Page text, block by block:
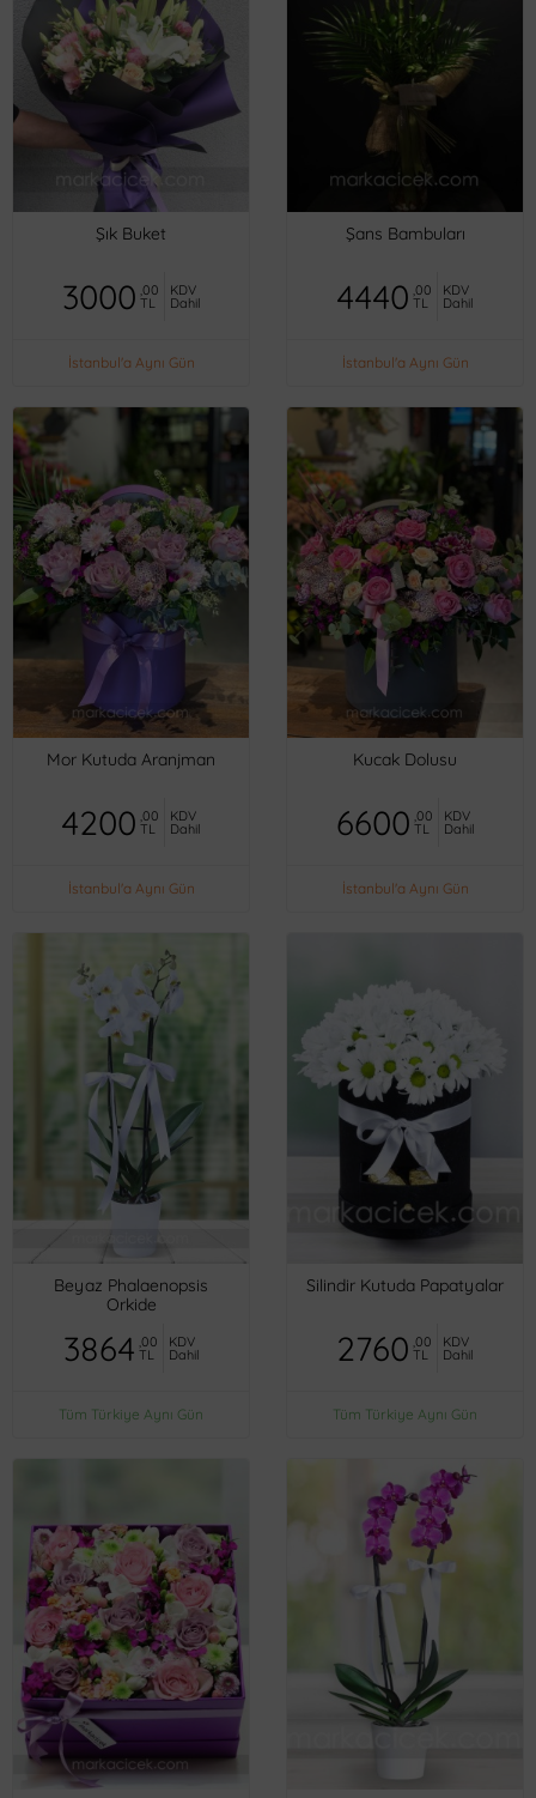
Şık Buket
3000 ,00
TL
KDV
Dahil
İstanbul'a Aynı Gün
Şans Bambuları
4440 ,00
TL
KDV
Dahil
İstanbul'a Aynı Gün
Mor Kutuda Aranjman
4200 ,00
TL
KDV
Dahil
İstanbul'a Aynı Gün
Kucak Dolusu
6600 ,00
TL
KDV
Dahil
İstanbul'a Aynı Gün
Beyaz Phalaenopsis
Orkide
3864 ,00
TL
KDV
Dahil
Tüm Türkiye Aynı Gün
Silindir Kutuda Papatyalar
2760 ,00
TL
KDV
Dahil
Tüm Türkiye Aynı Gün